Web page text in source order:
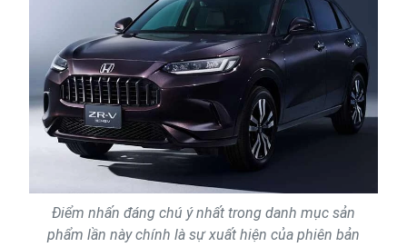
Điểm nhấn đáng chú ý nhất trong danh mục sản
phẩm lần này chính là sự xuất hiện của phiên bản